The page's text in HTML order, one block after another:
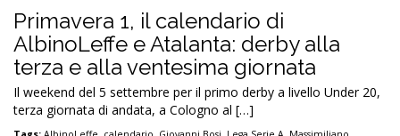
Primavera 1, il calendario di
AlbinoLeffe e Atalanta: derby alla
terza e alla ventesima giornata
Il weekend del 5 settembre per il primo derby a livello Under 20,
terza giornata di andata, a Cologno al […]